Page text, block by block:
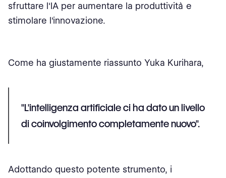
sfruttare l'IA per aumentare la produttività e
stimolare l'innovazione.
Come ha giustamente riassunto Yuka Kurihara,
"L'intelligenza artificiale ci ha dato un livello
di coinvolgimento completamente nuovo".
Adottando questo potente strumento, i